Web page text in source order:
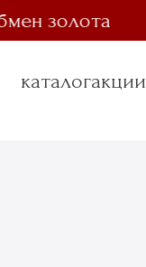
каталогакции